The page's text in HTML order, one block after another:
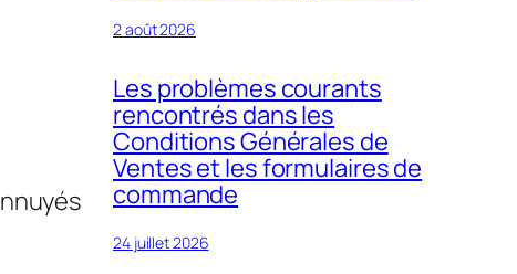
2 août 2026
Les problèmes courants
rencontrés dans les
Conditions Générales de
Ventes et les formulaires de
commande
24 juillet 2026